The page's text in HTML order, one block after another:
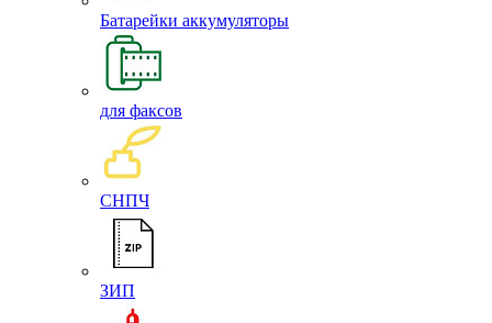
Батарейки аккумуляторы
для факсов
СНПЧ
ЗИП